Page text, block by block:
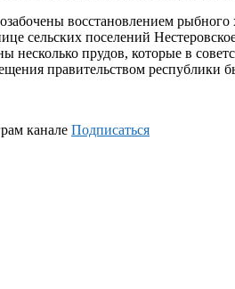
восстановлением
сельских поселений
несколько прудов, которые в
правительством республики
канале Подписаться